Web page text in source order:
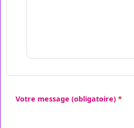
Votre message (obligatoire)